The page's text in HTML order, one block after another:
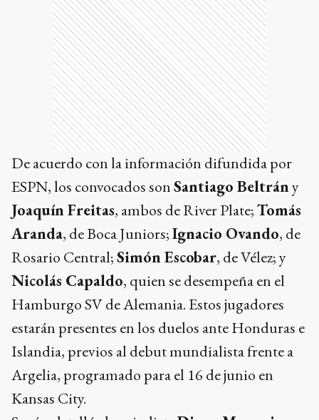
De acuerdo con la información difundida por
ESPN, los convocados sonSantiago Beltrány
Joaquín Freitas, ambos de River Plate;Tomás
Aranda, de Boca Juniors;Ignacio Ovando, de
Rosario Central;Simón Escobar, de Vélez; y
Nicolás Capaldo, quien se desempeña en el
Hamburgo SV de Alemania. Estos jugadores
estarán presentes en los duelos ante Honduras e
Islandia, previos al debut mundialista frente a
Argelia, programado para el 16 de junio en
Kansas City.